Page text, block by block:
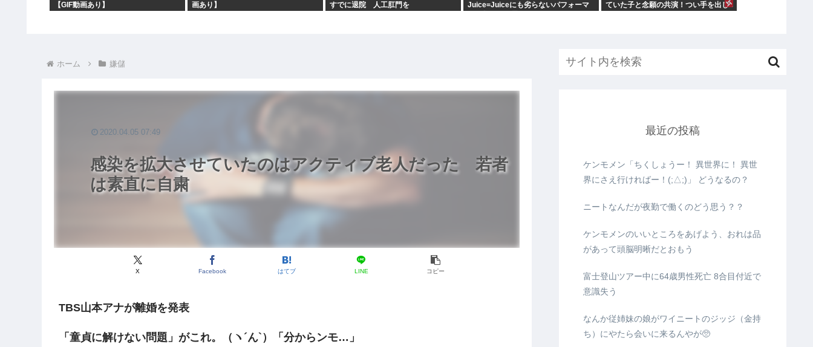
【GIF動画あり】
画あり】
すでに退院 人工肛門を
Juice=Juiceにも劣らないパフォーマ
ていた子と念願の共演！つい手を出し
ホーム 嫌儲
感染を拡大させていたのはアクティブ老人だった 若者
は素直に自粛
X Facebook はてブ LINE コピー
2020.04.05 07:49
TBS山本アナが離婚を発表
「童貞に解けない問題」がこれ。（ヽ´ん`）「分からンモ…」
最近の投稿
ケンモメン「ちくしょうー！ 異世界に！ 異世
界にさえ行ければー！(;△;)」 どうなるの？
ニートなんだが夜勤で働くのどう思う？？
ケンモメンのいいところをあげよう、おれは品
があって頭脳明晰だとおもう
富士登山ツアー中に64歳男性死亡 8合目付近で
意識失う
なんか従姉妹の娘がワイニートのジッジ（金持
ち）にやたら会いに来るんやが🥺